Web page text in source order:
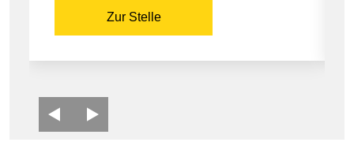
Zur Stelle